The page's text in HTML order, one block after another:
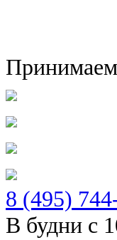
8 (495)
В будни с